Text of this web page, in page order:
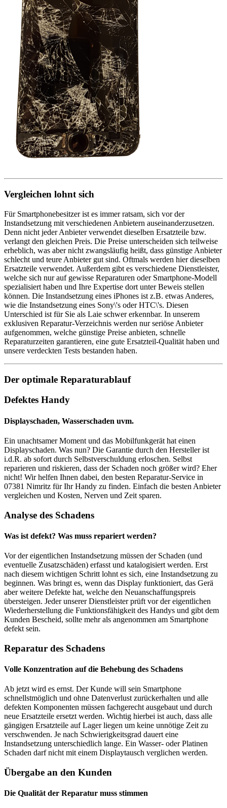
Vergleichen lohnt sich
Für Smartphonebesitzer ist es immer ratsam, sich vor der
Instandsetzung mit verschiedenen Anbietern auseinanderzusetzen.
Denn nicht jeder Anbieter verwendet dieselben Ersatzteile bzw.
verlangt den gleichen Preis. Die Preise unterscheiden sich teilweise
erheblich, was aber nicht zwangsläufig heißt, dass günstige Anbieter
schlecht und teure Anbieter gut sind. Oftmals werden hier dieselben
Ersatzteile verwendet. Außerdem gibt es verschiedene Dienstleister,
welche sich nur auf gewisse Reparaturen oder Smartphone-Modell
spezialisiert haben und Ihre Expertise dort unter Beweis stellen
können. Die Instandsetzung eines iPhones ist z.B. etwas Anderes,
wie die Instandsetzung eines Sony\'s oder HTC\'s. Diesen
Unterschied ist für Sie als Laie schwer erkennbar. In unserem
exklusiven Reparatur-Verzeichnis werden nur seriöse Anbieter
aufgenommen, welche günstige Preise anbieten, schnelle
Reparaturzeiten garantieren, eine gute Ersatzteil-Qualität haben und
unsere verdeckten Tests bestanden haben.
Der optimale Reparaturablauf
Defektes Handy
Displayschaden, Wasserschaden uvm.
Ein unachtsamer Moment und das Mobilfunkgerät hat einen
Displayschaden. Was nun? Die Garantie durch den Hersteller ist
i.d.R. ab sofort durch Selbstverschuldung erloschen. Selbst
reparieren und riskieren, dass der Schaden noch größer wird? Eher
nicht! Wir helfen Ihnen dabei, den besten Reparatur-Service in
07381 Nimritz für Ihr Handy zu finden. Einfach die besten Anbieter
vergleichen und Kosten, Nerven und Zeit sparen.
Analyse des Schadens
Was ist defekt? Was muss repariert werden?
Vor der eigentlichen Instandsetzung müssen der Schaden (und
eventuelle Zusatzschäden) erfasst und katalogisiert werden. Erst
nach diesem wichtigen Schritt lohnt es sich, eine Instandsetzung zu
beginnen. Was bringt es, wenn das Display funktioniert, das Gerä
aber weitere Defekte hat, welche den Neuanschaffungspreis
übersteigen. Jeder unserer Dienstleister prüft vor der eigentlichen
Wiederherstellung die Funktionsfähigkeit des Handys und gibt dem
Kunden Bescheid, sollte mehr als angenommen am Smartphone
defekt sein.
Reparatur des Schadens
Volle Konzentration auf die Behebung des Schadens
Ab jetzt wird es ernst. Der Kunde will sein Smartphone
schnellstmöglich und ohne Datenverlust zurückerhalten und alle
defekten Komponenten müssen fachgerecht ausgebaut und durch
neue Ersatzteile ersetzt werden. Wichtig hierbei ist auch, dass alle
gängigen Ersatzteile auf Lager liegen um keine unnötige Zeit zu
verschwenden. Je nach Schwierigkeitsgrad dauert eine
Instandsetzung unterschiedlich lange. Ein Wasser- oder Platinen
Schaden darf nicht mit einem Displaytausch verglichen werden.
Übergabe an den Kunden
Die Qualität der Reparatur muss stimmen